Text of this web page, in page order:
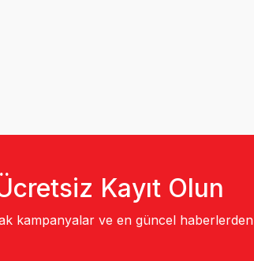
Kayıt Olun
kampanyalar ve en güncel haberlerden